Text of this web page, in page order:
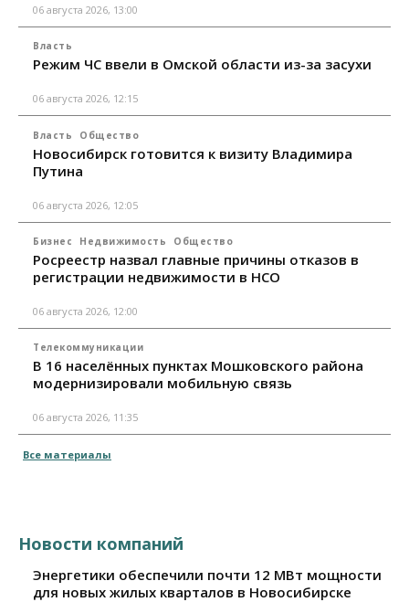
06 августа 2026, 13:00
Власть
Режим ЧС ввели в Омской области из-за засухи
06 августа 2026, 12:15
Власть Общество
Новосибирск готовится к визиту Владимира
Путина
06 августа 2026, 12:05
Бизнес Недвижимость Общество
Росреестр назвал главные причины отказов в
регистрации недвижимости в НСО
06 августа 2026, 12:00
Телекоммуникации
В 16 населённых пунктах Мошковского района
модернизировали мобильную связь
06 августа 2026, 11:35
Все материалы
Новости компаний
Энергетики обеспечили почти 12 МВт мощности
для новых жилых кварталов в Новосибирске